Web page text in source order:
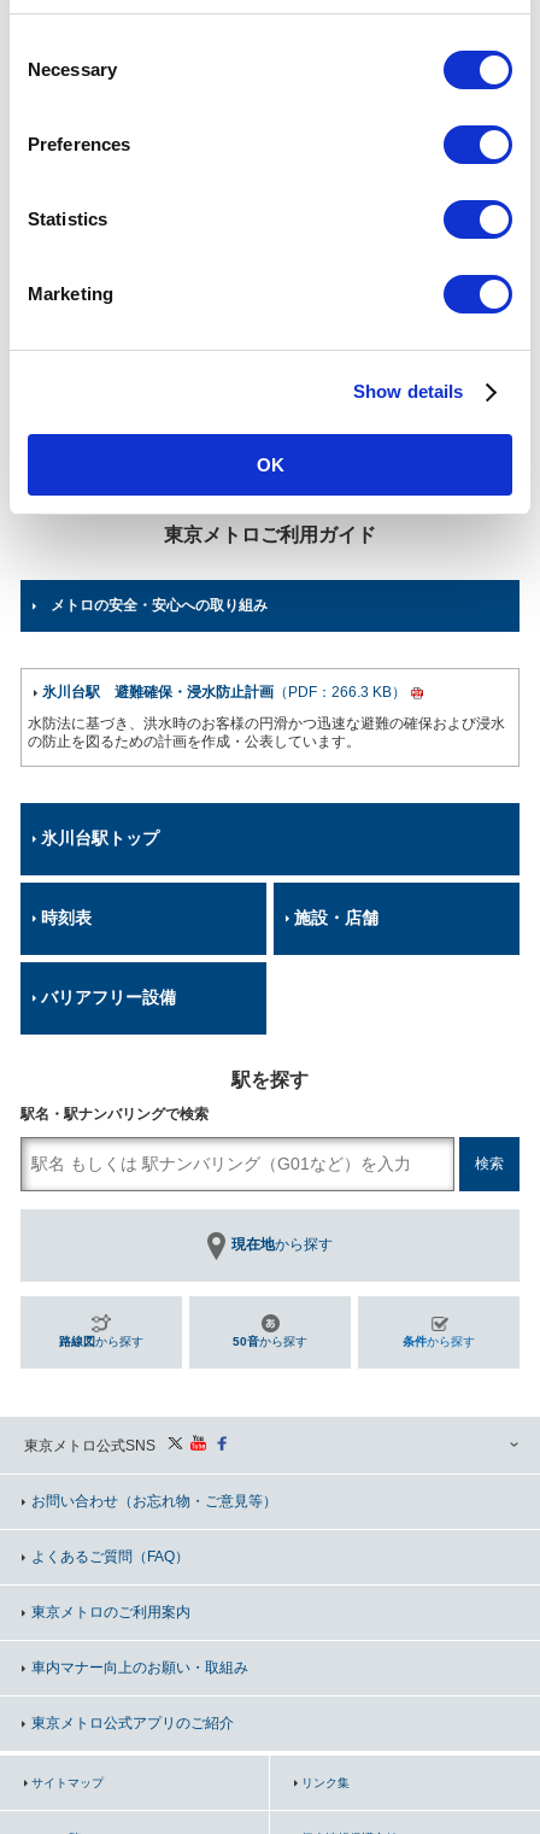
Necessary
Preferences
Statistics
Marketing
Show details
OK
氷川台駅からの運賃・のりかえ検索
(2025年
他鉄道との直結連絡駅及び共用している駅の乗降人員は
（駅事務室）
東京メトロご利用ガイド
メトロの安全・安心への取り組み
氷川台駅 避難確保・浸水防止計画 （PDF：266.3 KB）
水防法に基づき、洪水時のお客様の円滑かつ迅速な避難の確保および浸水
の防止を図るための計画を作成・公表しています。
氷川台駅トップ
時刻表 施設・店舗
バリアフリー設備
駅を探す
駅名・駅ナンバリングで検索
路線図から探す 50音から探す 条件から探す
現在地から探す
東京メトロ公式SNS
お問い合わせ （お忘れ物・ご意見等）
よくあるご質問（FAQ）
東京メトロのご利用案内
車内マナー向上のお願い・取組み
東京メトロ公式アプリのご紹介
サイトマップ リンク集